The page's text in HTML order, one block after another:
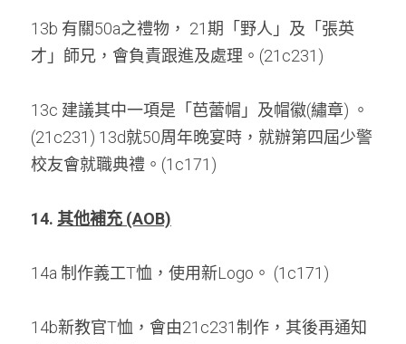
13b 有關50a之禮物， 21期「野人」及「張英
才」師兄，會負責跟進及處理。(21c231)
13c 建議其中一項是「芭蕾帽」及帽徽(繡章) 。
(21c231) 13d就50周年晚宴時，就辦第四屆少警
校友會就職典禮。(1c171)
14. 其他補充 (AOB)
14a 制作義工T恤，使用新Logo。 (1c171)
14b新教官T恤，會由21c231制作，其後再通知